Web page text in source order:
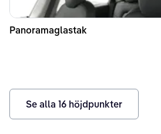
Panoramaglastak
Se alla 16 höjdpunkter